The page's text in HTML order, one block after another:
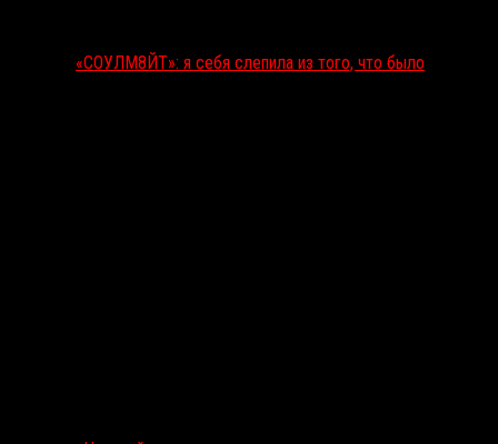
«СОУЛМ8ЙТ»: я себя слепила из того, что было